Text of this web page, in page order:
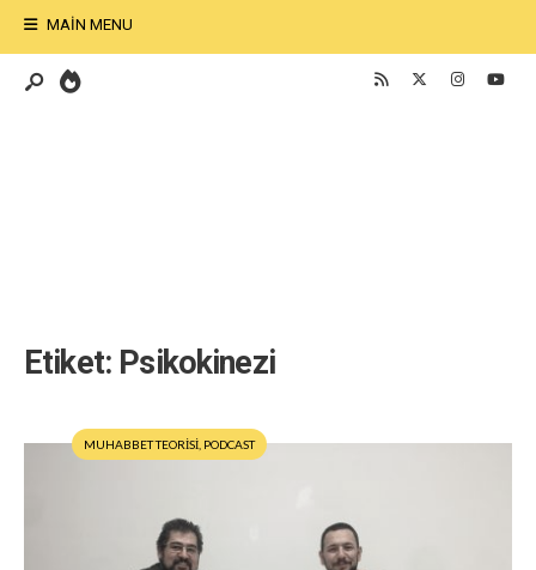
MAIN MENU
Etiket: Psikokinezi
MUHABBET TEORİSİ PODCAST